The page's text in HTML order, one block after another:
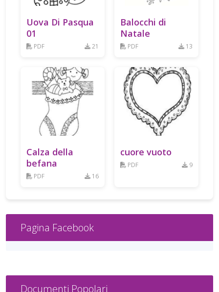
Uova Di Pasqua
01
PDF 21
Balocchi di
Natale
PDF 13
Calza della
befana
PDF 16
cuore vuoto
PDF 9
Pagina Facebook
Documenti Popolari